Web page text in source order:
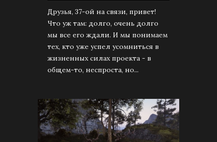
Друзья, 37-ой на связи, привет!
Что уж там: долго, очень долго
мы все его ждали. И мы понимаем
тех, кто уже успел усомниться в
жизненных силах проекта - в
общем-то, неспроста, но...